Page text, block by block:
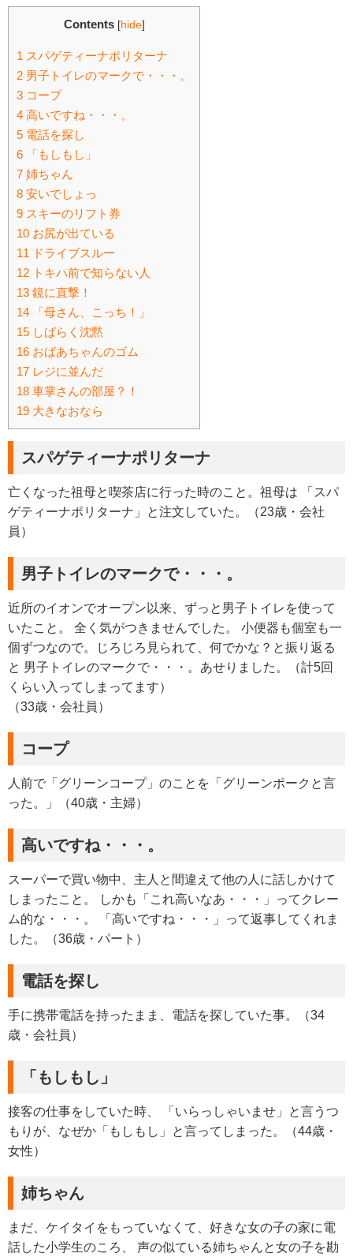
Contents [hide]
1 スパゲティーナポリターナ
2 男子トイレのマークで・・・。
3 コープ
4 高いですね・・・。
5 電話を探し
6 「もしもし」
7 姉ちゃん
8 安いでしょっ
9 スキーのリフト券
10 お尻が出ている
11 ドライブスルー
12 トキハ前で知らない人
13 鏡に直撃！
14 「母さん、こっち！」
15 しばらく沈黙
16 おばあちゃんのゴム
17 レジに並んだ
18 車掌さんの部屋？！
19 大きなおなら
スパゲティーナポリターナ
亡くなった祖母と喫茶店に行った時のこと。祖母は 「スパ
ゲティーナポリターナ」と注文していた。（23歳・会社
員）
男子トイレのマークで・・・。
近所のイオンでオープン以来、ずっと男子トイレを使って
いたこと。 全く気がつきませんでした。 小便器も個室も一
個ずつなので。じろじろ見られて、何でかな？と振り返る
と 男子トイレのマークで・・・。あせりました。（計5回
くらい入ってしまってます）
（33歳・会社員）
コープ
人前で「グリーンコープ」のことを「グリーンポークと言
った。」（40歳・主婦）
高いですね・・・。
スーパーで買い物中、主人と間違えて他の人に話しかけて
しまったこと。 しかも「これ高いなあ・・・」ってクレー
ム的な・・・。 「高いですね・・・」って返事してくれま
した。（36歳・パート）
電話を探し
手に携帯電話を持ったまま、電話を探していた事。（34
歳・会社員）
「もしもし」
接客の仕事をしていた時、 「いらっしゃいませ」と言うつ
もりが、なぜか「もしもし」と言ってしまった。（44歳・
女性）
姉ちゃん
まだ、ケイタイをもっていなくて、好きな女の子の家に電
話した小学生のころ、 声の似ている姉ちゃんと女の子を勘